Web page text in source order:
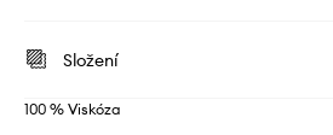
Složení
100 % Viskóza